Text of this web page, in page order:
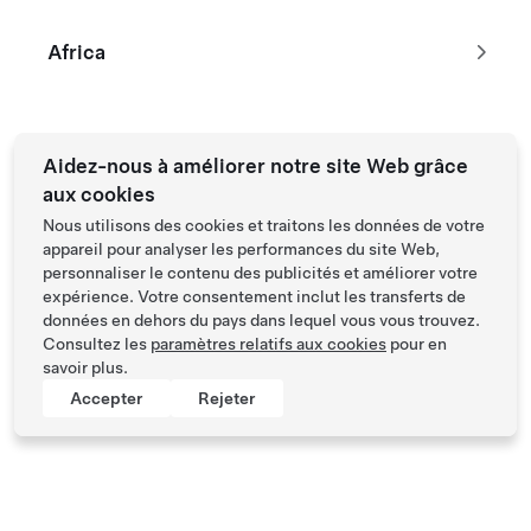
Africa
Aidez-nous à améliorer notre site Web grâce
aux cookies
Nous utilisons des cookies et traitons les données de votre
appareil pour analyser les performances du site Web,
personnaliser le contenu des publicités et améliorer votre
expérience. Votre consentement inclut les transferts de
données en dehors du pays dans lequel vous vous trouvez.
Consultez les paramètres relatifs aux cookies pour en
savoir plus.
Accepter
Rejeter